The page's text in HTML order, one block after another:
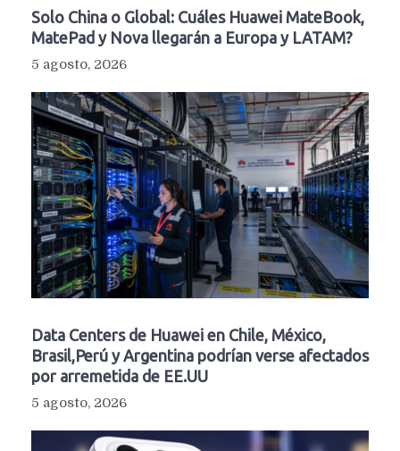
Solo China o Global: Cuáles Huawei MateBook,
MatePad y Nova llegarán a Europa y LATAM?
5 agosto, 2026
Data Centers de Huawei en Chile, México,
Brasil,Perú y Argentina podrían verse afectados
por arremetida de EE.UU
5 agosto, 2026